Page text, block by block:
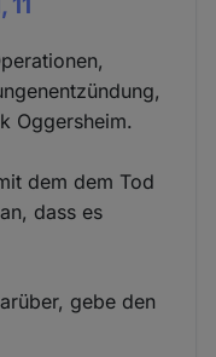
Oggersheim.
dem dem Tod
dass es
gebe den